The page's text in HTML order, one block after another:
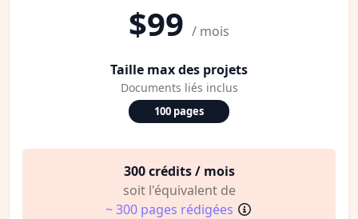
$99 / mois
Taille max des projets
Documents liés inclus
100 pages
300 crédits / mois
soit l'équivalent de
~ 300 pages rédigées